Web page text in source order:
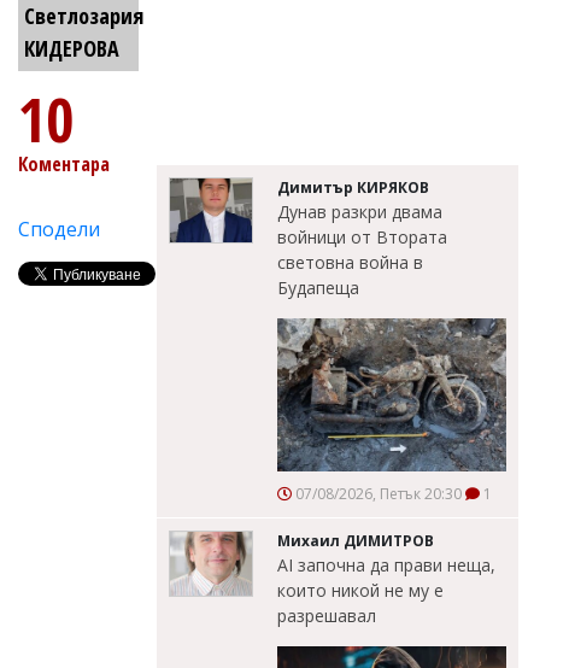
Светлозария
КИДЕРОВА
10
Коментара
Сподели
Димитър КИРЯКОВ
Дунав разкри двама
войници от Втората
световна война в
Будапеща
07/08/2026, Петък 20:30 1
Михаил ДИМИТРОВ
AI започна да прави неща,
които никой не му е
разрешавал